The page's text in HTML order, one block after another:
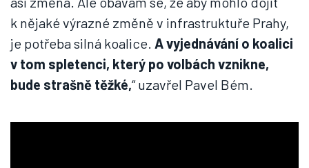
k nějaké výrazné změně v infrastruktuře Prahy,
je potřeba silná koalice. A vyjednávání o koalici
v tom spletenci, který po volbách vznikne,
bude strašně těžké,“ uzavřel Pavel Bém.